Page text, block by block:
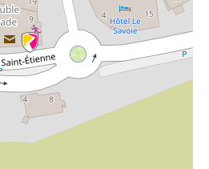
passionnés et
pratiques
une équipe de skimen